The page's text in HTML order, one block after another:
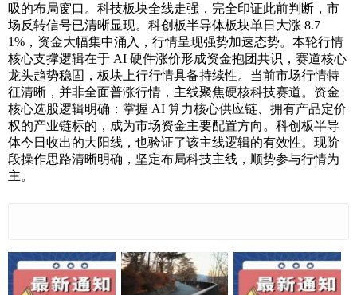
吸的布局窗口。科技板块全线走强，完全印证此前判断，市
场反转信号已清晰显现。科创板半导体板块单日大涨 8.7
1%，资金大幅集中涌入，行情呈现强势加速态势。本轮行情
核心支撑逻辑在于 AI 硬件涨价形成资金抱团共识，赛道核心
龙头趋势稳固，板块上行行情具备持续性。当前市场行情特
征清晰，并非全面普涨行情，主线聚焦硬核科技赛道。资金
核心选股逻辑明确：掌握 AI 算力核心供应链、拥有产品定价
权的产业链标的，成为市场资金主要配置方向。科创板半导
体今日收出的大阳线，也验证了该主线逻辑的有效性。现阶
段操作思路清晰明确，坚定布局科技主线，顺势参与行情为
主。